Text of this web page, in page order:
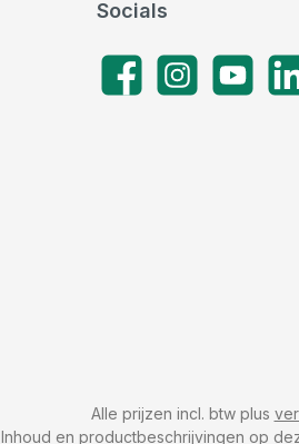
Socials
FacebookInstagramYouTube
Alle prijzen incl. btw plus
Inhoud en productbeschrijvingen op